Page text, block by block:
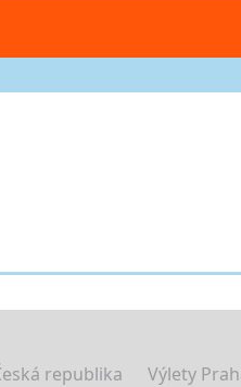
republika
Výlety